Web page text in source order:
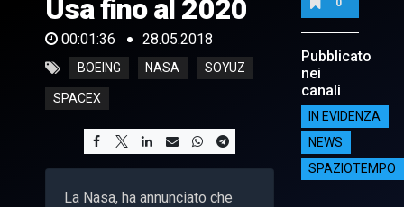
Usa fino al 2020
00:01:36 28.05.2018
BOEING NASA SOYUZ
SPACEX
La Nasa, ha annunciato che
Pubblicato
nei
canali
IN EVIDENZA
NEWS
SPAZIOTEMPO